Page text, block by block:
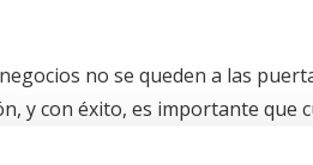
no se queden a las
y con éxito, es importante que